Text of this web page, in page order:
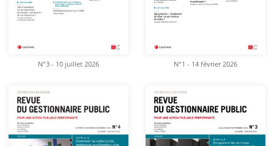
N°3 - 10 juillet 2026 N°1 - 14 février 2026